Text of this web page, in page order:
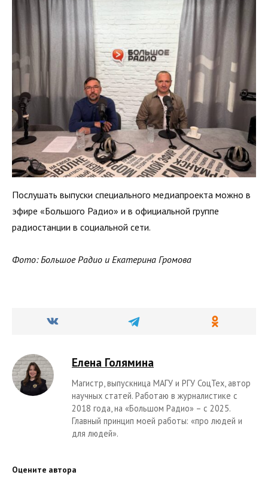
Послушать выпуски специального медиапроекта можно в
эфире «Большого Радио» и в официальной группе
радиостанции в социальной сети.
Фото: Большое Радио и Екатерина Громова
Елена Голямина
Магистр, выпускница МАГУ и РГУ СоцТех, автор
научных статей. Работаю в журналистике с
2018 года, на «Большом Радио» – с 2025.
Главный принцип моей работы: «про людей и
для людей».
Оцените автора